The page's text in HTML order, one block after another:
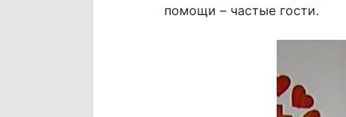
помощи – частые гости.